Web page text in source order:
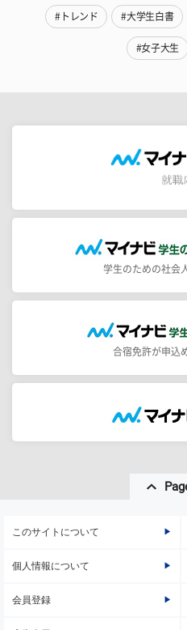
#トレンド #大学生白書
#女子大生
学生のための社会
合宿免許が申込
このサイトについて
個人情報について
会員登録